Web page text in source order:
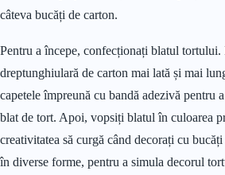
câteva bucăți de carton.
Pentru a începe, confecționați blatul tortului.
dreptunghiulară de carton mai lată și mai
capetele împreună cu bandă adezivă pentru
blat de tort. Apoi, vopsiți blatul în culoarea
creativitatea să curgă când decorați cu
în diverse forme, pentru a simula decorul